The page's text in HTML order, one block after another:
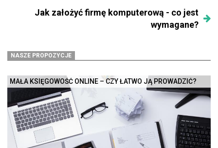
Jak założyć firmę komputerową - co jest
wymagane?
NASZE PROPOZYCJE
MAŁA KSIĘGOWOŚĆ ONLINE – CZY ŁATWO JĄ PROWADZIĆ?